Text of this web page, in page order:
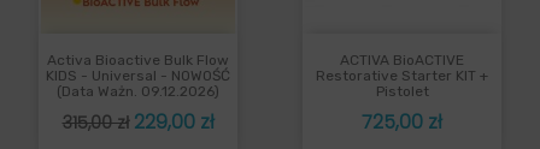
Activa Bioactive Bulk Flow
KIDS - Universal - NOWOŚĆ
(data Ważn. 09.12.2026)
Cena
315,00 zł Cena
229,00 zł
ACTIVA BioACTIVE
Restorative Starter KIT +
Pistolet
Cena
725,00 zł